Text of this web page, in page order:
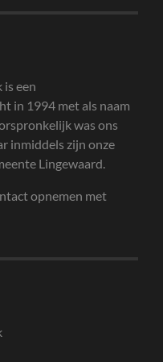
een
in 1994 met als naam
was ons
inmiddels zijn onze
Lingewaard.
opnemen met